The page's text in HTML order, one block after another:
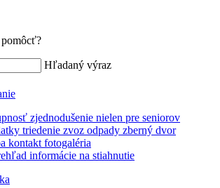
pomôcť?
Hľadaný výraz
zjednodušenie nielen pre seniorov
triedenie zvoz odpady zberný dvor
kontakt fotogaléria
informácie na stiahnutie